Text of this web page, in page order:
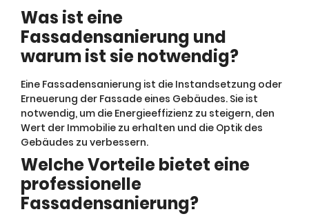
Was ist eine
Fassadensanierung und
warum ist sie notwendig?
Eine Fassadensanierung ist die Instandsetzung oder
Erneuerung der Fassade eines Gebäudes. Sie ist
notwendig, um die Energieeffizienz zu steigern, den
Wert der Immobilie zu erhalten und die Optik des
Gebäudes zu verbessern.
Welche Vorteile bietet eine
professionelle
Fassadensanierung?